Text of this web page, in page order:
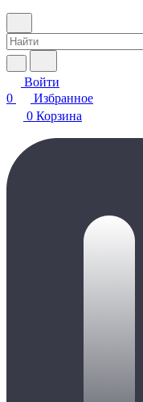
Войти
0
Избранное
0 Корзина